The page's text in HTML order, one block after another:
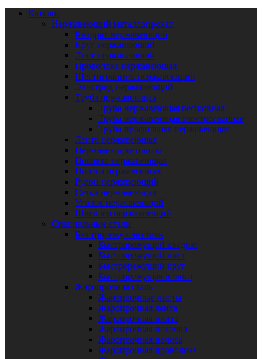
Каталог
Нержавеющий металлопрокат
Квадрат нержавеющий
Круг нержавеющий
Лист нержавеющий
Проволока нержавеющая
Шестигранник нержавеющий
Электрод нержавеющий
Труба нержавеющая
Труба нержавеющая бесшовная
Труба нержавеющая электросварная
Труба профильная нержавеющая
Лента нержавеющая
Нержавеющие плиты
Поковка нержавеющая
Полоса нержавеющая
Рулон нержавеющий
Сетка нержавеющая
Уголок нержавеющий
Швеллер нержавеющий
Специальные стали
Быстрорежущая сталь
Быстрорежущий квадрат
Быстрорежущий лист
Быстрорежущий круг
Быстрорежущая полоса
Жаропрочная сталь
Жаропрочные листы
Жаропрочная лента
Жаропрочная плита
Жаропрочная поковка
Жаропрочная полоса
Жаропрочная проволока